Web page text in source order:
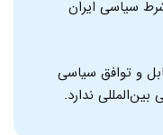
سیاسی ایران
و توافق سیاسی
ندارد.